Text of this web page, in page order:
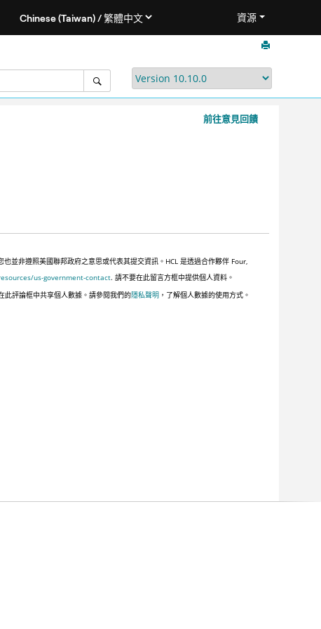
資源
前往意見回饋
並非遵照美國聯邦政府之意思或代表其提交資訊。HCL 是透過合作夥伴 Four,
us-government-contact. 請不要在此留言方框中提供個人資料。
此評論框中共享個人數據。請參閱我們的隱私聲明 ，了解個人數據的使用方式。